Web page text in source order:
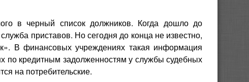
в черный список должников. Когда дошло до
приставов. Но сегодня до конца не известно,
В финансовых учреждениях такая информация
по кредитным задолженностям у службы судебных
на потребительские.